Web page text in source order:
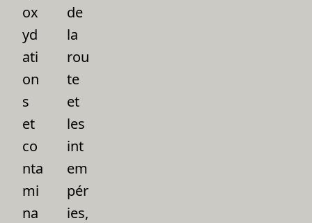
ox
yd
ati
on
s
et
co
nta
mi
na
de
la
rou
te
et
les
int
em
pér
ies,